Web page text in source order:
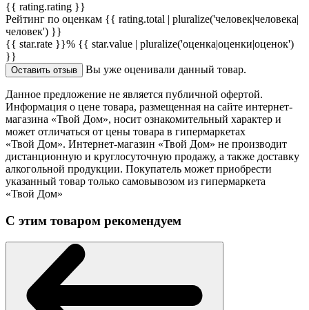
{{ rating.rating }}
Рейтинг по оценкам {{ rating.total | pluralize('человек|человека|
человек') }}
{{ star.rate }}% {{ star.value | pluralize('оценка|оценки|оценок')
}}
Оставить отзыв Вы уже оценивали данный товар.
Данное предложение не является публичной офертой.
Информация о цене товара, размещенная на сайте интернет-
магазина «Твой Дом», носит ознакомительный характер и
может отличаться от цены товара в гипермаркетах
«Твой Дом». Интернет-магазин «Твой Дом» не производит
дистанционную и круглосуточную продажу, а также доставку
алкогольной продукции. Покупатель может приобрести
указанный товар только самовывозом из гипермаркета
«Твой Дом»
С этим товаром рекомендуем